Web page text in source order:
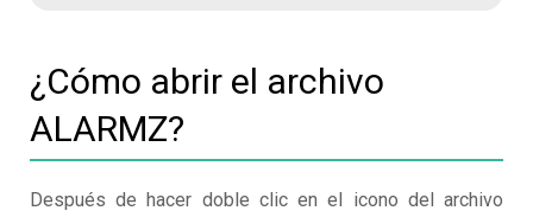
¿Cómo abrir el archivo
ALARMZ?
Después de hacer doble clic en el icono del archivo